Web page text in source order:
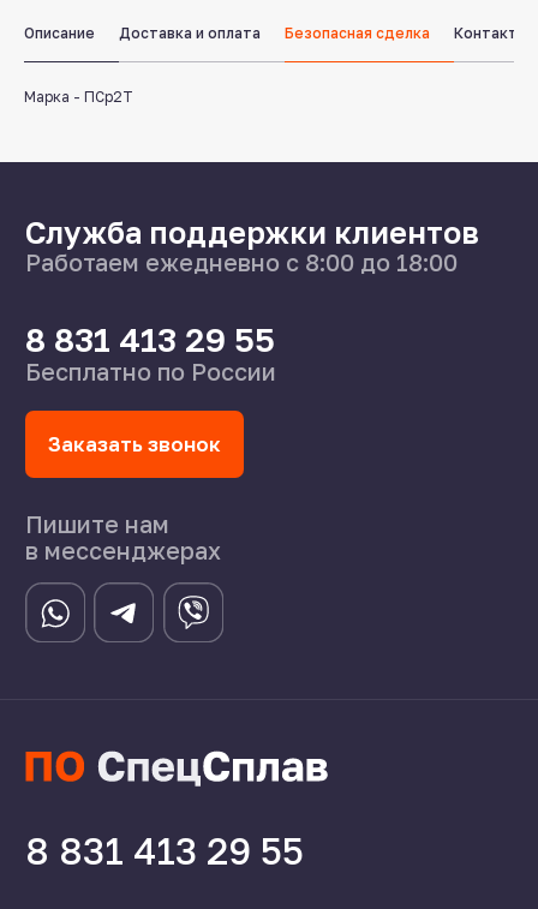
Описание Доставка и оплата Безопасная сделка Контакты
Марка - ПСр2Т
Нижний Новгород,
s-splavnn@mail.ru
8 831 413 29 55
Калькуляторы
Доставка
Производство
Каталог
Статьи